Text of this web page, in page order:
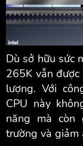
Dù sở hữu sức
265K vẫn
lượng. Với
CPU này
năng mà còn
trường và giảm